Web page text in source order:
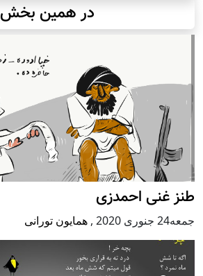
در همین بخش
طنز غنی احمدزی
جمعه24 جنوری 2020 , همایون تورانی